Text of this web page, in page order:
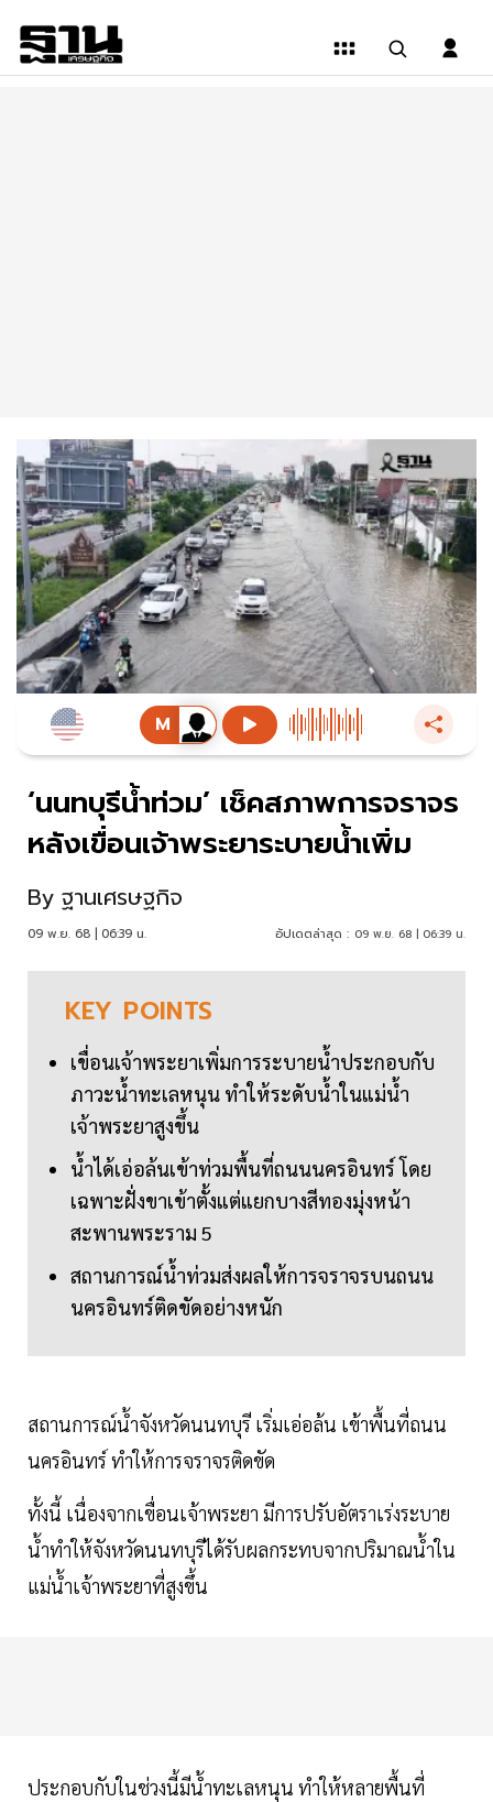
‘นนทบุรีน้ำท่วม’ เช็คสภาพการจราจร
หลังเขื่อนเจ้าพระยาระบายน้ำเพิ่ม
By ฐานเศรษฐกิจ
09 พ.ย. 68 | 06:39 น. อัปเดตล่าสุด : 09 พ.ย. 68 | 06:39 น.
KEY POINTS
เขื่อนเจ้าพระยาเพิ่มการระบายน้ำประกอบกับ
ภาวะน้ำทะเลหนุน ทำให้ระดับน้ำในแม่น้ำ
เจ้าพระยาสูงขึ้น
น้ำได้เอ่อล้นเข้าท่วมพื้นที่ถนนนครอินทร์ โดย
เฉพาะฝั่งขาเข้าตั้งแต่แยกบางสีทองมุ่งหน้า
สะพานพระราม 5
สถานการณ์น้ำท่วมส่งผลให้การจราจรบนถนน
นครอินทร์ติดขัดอย่างหนัก
สถานการณ์น้ำจังหวัดนนทบุรี เริ่มเอ่อล้น เข้าพื้นที่ถนน
นครอินทร์ ทำให้การจราจรติดขัด
ทั้งนี้ เนื่องจากเขื่อนเจ้าพระยา มีการปรับอัตราเร่งระบาย
น้ำทำให้จังหวัดนนทบุรีได้รับผลกระทบจากปริมาณน้ำใน
แม่น้ำเจ้าพระยาที่สูงขึ้น
ประกอบกับในช่วงนี้มีน้ำทะเลหนุน ทำให้หลายพื้นที่